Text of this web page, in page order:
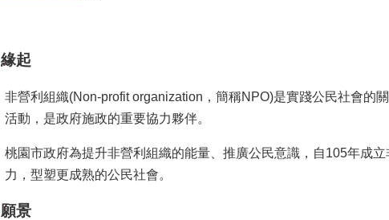
緣起
非營利組織(Non-profit organization，簡稱NPO)是實踐公民社會的
活動，是政府施政的重要協力夥伴。
桃園市政府為提升非營利組織的能量、推廣公民意識，自105年成
力，型塑更成熟的公民社會。
願景